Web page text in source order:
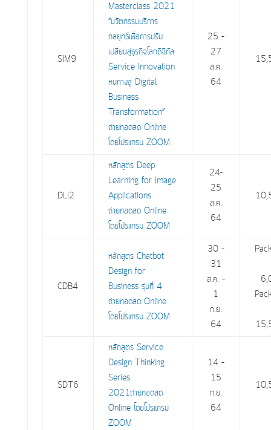
SIM9
Masterclass 2021
“นวัตกรรมบริการ
กลยุทธ์เพื่อการปรับ
เปลี่ยนสู่ธุรกิจโลกดิจิทัล
Service Innovation
หนทางสู่ Digital
Business
Transformation”
ถ่ายทอดสด Online
โดยโปรแกรม ZOOM
25 –
27
ส.ค.
64
DLI2
หลักสูตร Deep
Learning for Image
Applications
ถ่ายทอดสด Online
โดยโปรแกรม ZOOM
24-
25
ส.ค.
64
CDB4
หลักสูตร Chatbot
Design for
Business รุ่นที่ 4
ถ่ายทอดสด Online
โดยโปรแกรม ZOOM
30 –
31
ส.ค. –
1
ก.ย.
64
SDT6
หลักสูตร Service
Design Thinking
Series
2021ถ่ายทอดสด
Online โดยโปรแกรม
ZOOM
14 –
15
ก.ย.
64